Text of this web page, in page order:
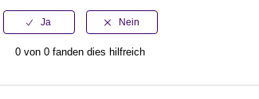
0 von 0 fanden dies hilfreich